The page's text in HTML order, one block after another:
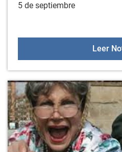
5 de septiembre
Leer